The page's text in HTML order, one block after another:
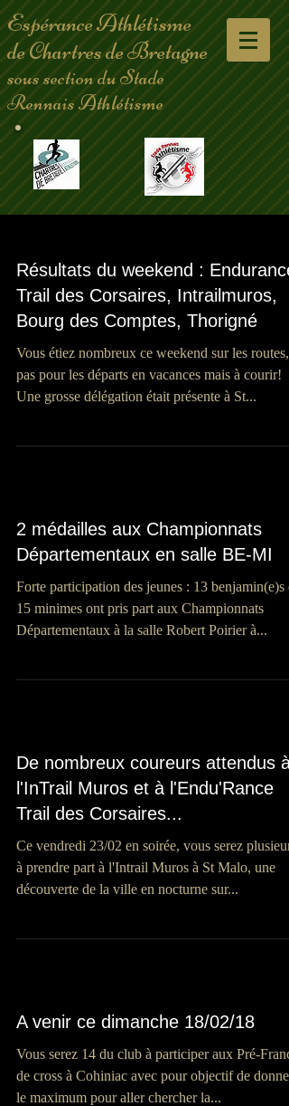
Espérance Athlétisme
de Chartres de Bretagne
sous section du Stade
Rennais Athlétisme
Résultats du weekend : Endurance
Trail des Corsaires, Intrailmuros,
Bourg des Comptes, Thorigné
Vous étiez nombreux ce weekend sur les routes,
pas pour les départs en vacances mais à courir!
Une grosse délégation était présente à St...
2 médailles aux Championnats
Départementaux en salle BE-MI
Forte participation des jeunes : 13 benjamin(e)s
15 minimes ont pris part aux Championnats
Départementaux à la salle Robert Poirier à...
De nombreux coureurs attendus à
l'InTrail Muros et à l'Endu'Rance
Trail des Corsaires...
Ce vendredi 23/02 en soirée, vous serez plusieurs
à prendre part à l'Intrail Muros à St Malo, une
découverte de la ville en nocturne sur...
A venir ce dimanche 18/02/18
Vous serez 14 du club à participer aux Pré-
de cross à Cohiniac avec pour objectif de donner
le maximum pour aller chercher la...